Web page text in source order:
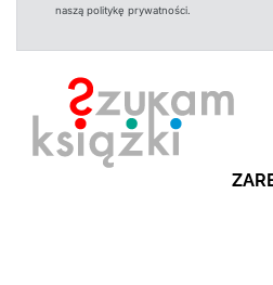
naszą politykę prywatności.